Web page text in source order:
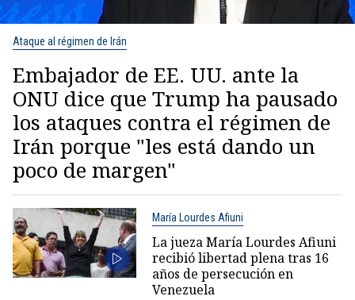
Ataque al régimen de Irán
Embajador de EE. UU. ante la
ONU dice que Trump ha pausado
los ataques contra el régimen de
Irán porque "les está dando un
poco de margen"
María Lourdes Afiuni
La jueza María Lourdes Afiuni
recibió libertad plena tras 16
años de persecución en
Venezuela